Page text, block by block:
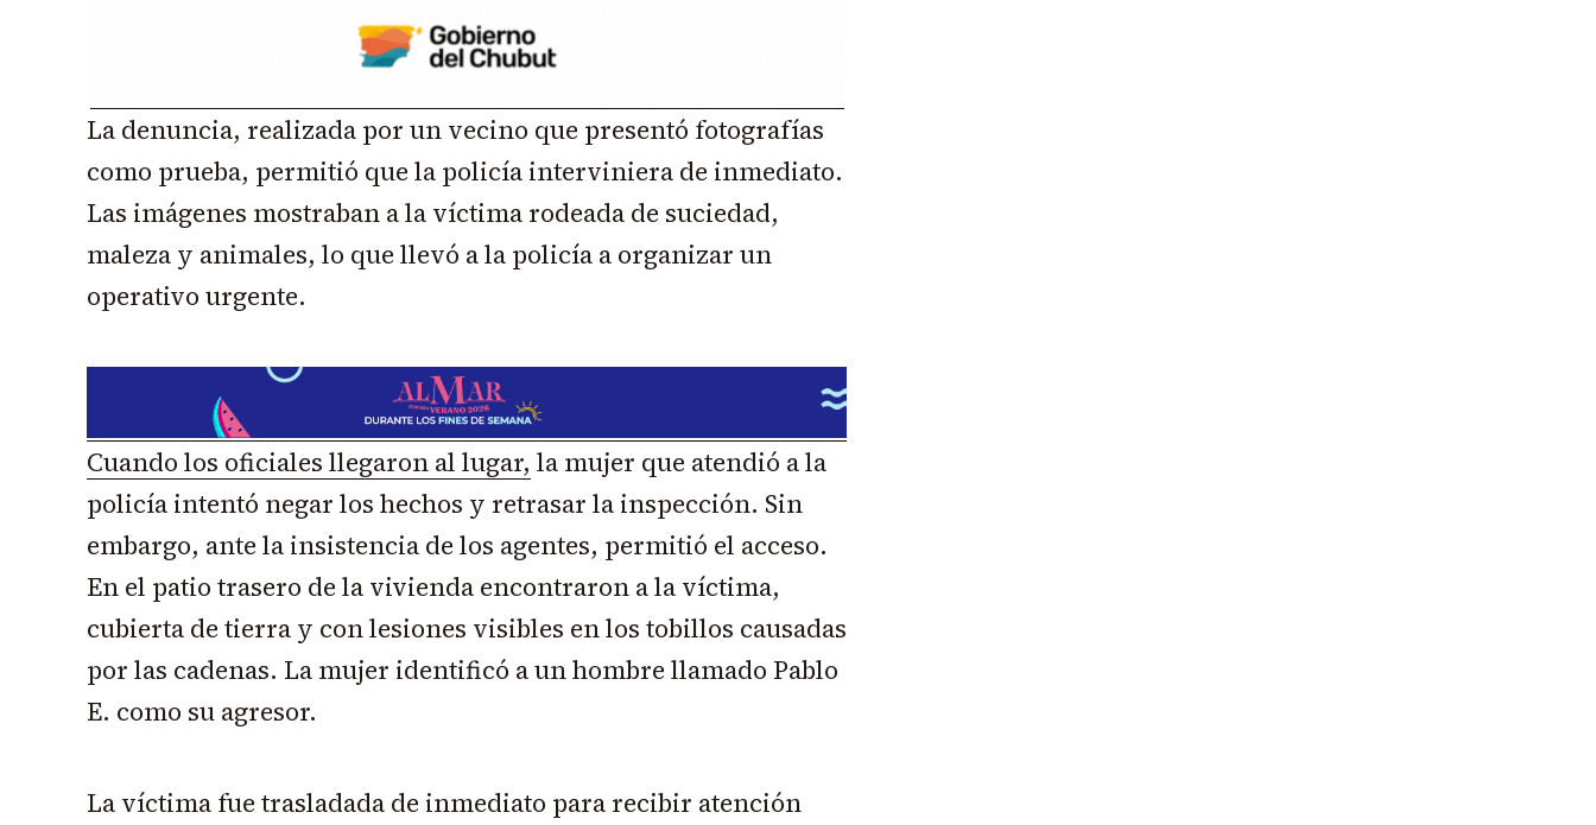
La denuncia, realizada por un vecino que presentó fotografías
como prueba, permitió que la policía interviniera de inmediato.
Las imágenes mostraban a la víctima rodeada de suciedad,
maleza y animales, lo que llevó a la policía a organizar un
operativo urgente.
Cuando los oficiales llegaron al lugar, la mujer que atendió a la
policía intentó negar los hechos y retrasar la inspección. Sin
embargo, ante la insistencia de los agentes, permitió el acceso.
En el patio trasero de la vivienda encontraron a la víctima,
cubierta de tierra y con lesiones visibles en los tobillos causadas
por las cadenas. La mujer identificó a un hombre llamado Pablo
E. como su agresor.
La víctima fue trasladada de inmediato para recibir atención